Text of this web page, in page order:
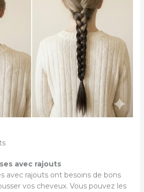
avec rajouts
avec rajouts ont besoins de bons
vos cheveux. Vous pouvez les